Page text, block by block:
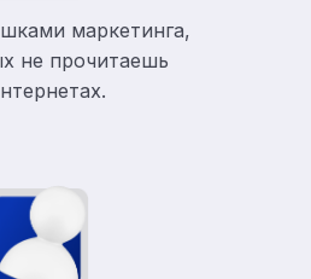
маркетинга,
не прочитаешь